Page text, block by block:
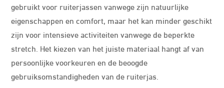
gebruikt voor ruiterjassen vanwege zijn natuurlijke
eigenschappen en comfort, maar het kan minder geschikt
zijn voor intensieve activiteiten vanwege de beperkte
stretch. Het kiezen van het juiste materiaal hangt af van
persoonlijke voorkeuren en de beoogde
gebruiksomstandigheden van de ruiterjas.